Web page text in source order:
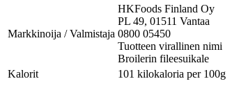
Markkinoija / Valmistaja
HKFoods Finland Oy
PL 49, 01511 Vantaa
0800 05450
Tuotteen virallinen nimi
Broilerin fileesuikale
Kalorit
101 kilokaloria per 100g